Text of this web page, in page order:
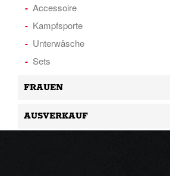
Accessoire
Kampfsporte
Unterwäsche
Sets
FRAUEN
AUSVERKAUF